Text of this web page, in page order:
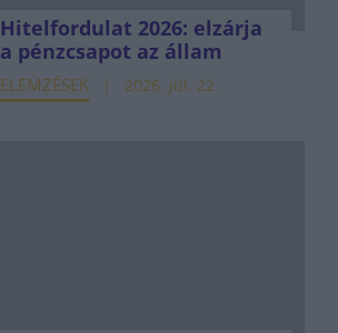
Hitelfordulat 2026: elzárja
a pénzcsapot az állam
ELEMZÉSEK 2026. júl. 22.